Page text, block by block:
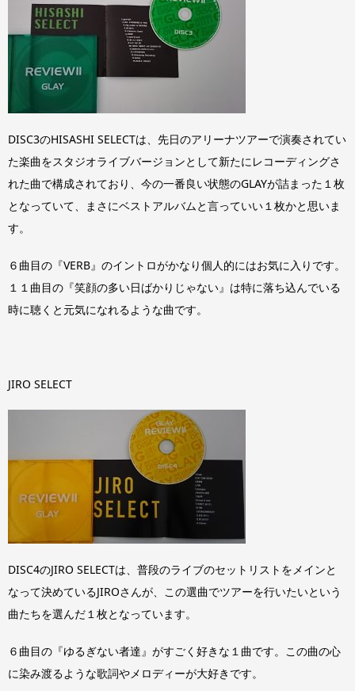
DISC3のHISASHI SELECTは、先日のアリーナツアーで演奏されてい
た楽曲をスタジオライブバージョンとして新たにレコーディングさ
れた曲で構成されており、今の一番良い状態のGLAYが詰まった１枚
となっていて、まさにベストアルバムと言っていい１枚かと思いま
す。
６曲目の『VERB』のイントロがかなり個人的にはお気に入りです。
１１曲目の『笑顔の多い日ばかりじゃない』は特に落ち込んでいる
時に聴くと元気になれるような曲です。
JIRO SELECT
DISC4のJIRO SELECTは、普段のライブのセットリストをメインと
なって決めているJIROさんが、この選曲でツアーを行いたいという
曲たちを選んだ１枚となっています。
６曲目の『ゆるぎない者達』がすごく好きな１曲です。この曲の心
に染み渡るような歌詞やメロディーが大好きです。